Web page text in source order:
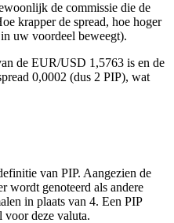
de commissie die de
krapper de spread, hoe hoger
uw voordeel beweegt).
de EUR/USD 1,5763 is en de
0,0002 (dus 2 PIP), wat
van PIP. Aangezien de
wordt genoteerd als andere
in plaats van 4. Een PIP
voor deze valuta.